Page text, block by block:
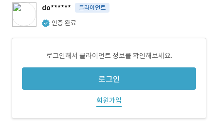
do****** 클라이언트
인증 완료
로그인해서 클라이언트 정보를 확인해보세요.
로그인
회원가입